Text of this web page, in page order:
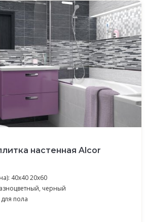
настенная Alcor
40x40 20x60
черный
пола